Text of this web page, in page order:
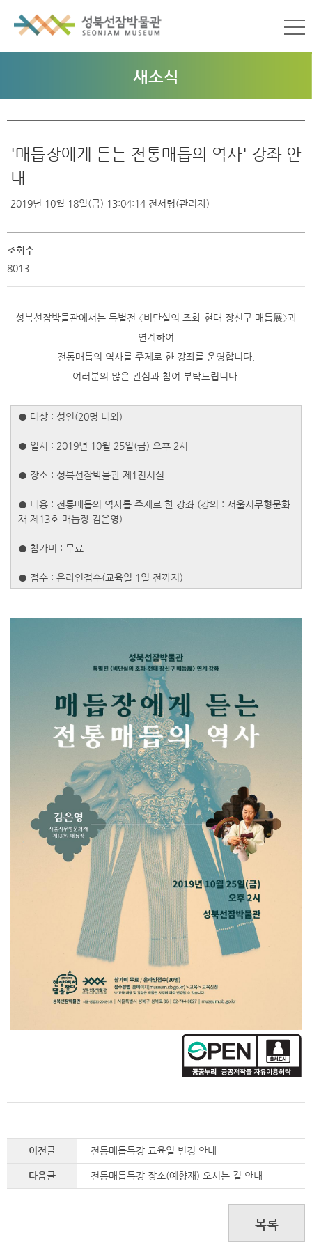
새소식
'매듭장에게 듣는 전통매듭의 역사' 강좌 안
내
2019년 10월 18일(금) 13:04:14 전서령(관리자)
조회수
8013
성북선잠박물관에서는 특별전 〈비단실의 조화-현대 장신구 매듭展〉과
연계하여
전통매듭의 역사를 주제로 한 강좌를 운영합니다.
여러분의 많은 관심과 참여 부탁드립니다.
● 대상 : 성인(20명 내외)
● 일시 : 2019년 10월 25일(금) 오후 2시
● 장소 : 성북선잠박물관 제1전시실
● 내용 : 전통매듭의 역사를 주제로 한 강좌 (강의 : 서울시무형문화
재 제13호 매듭장 김은영)
● 참가비 : 무료
● 접수 : 온라인접수(교육일 1일 전까지)
이전글 전통매듭특강 교육일 변경 안내
다음글 전통매듭특강 장소(예향재) 오시는 길 안내
목록